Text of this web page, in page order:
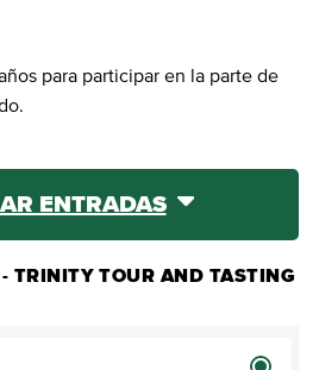
para participar en la parte de
ENTRADAS
TRINITY TOUR AND TASTING